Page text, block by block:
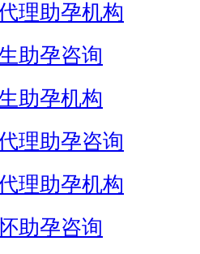
理助孕机构
助孕咨询
助孕机构
理助孕咨询
理助孕机构
助孕咨询